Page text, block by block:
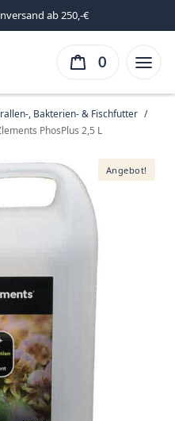
ab 250,-€
0
, Bakterien- & Fischfutter /
PhosPlus 2,5 L
Angebot!